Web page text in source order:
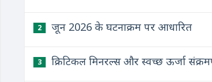
2 जून 2026 के घटनाक्रम पर आधारित
3 क्रिटिकल मिनरल्स और स्वच्छ ऊर्जा